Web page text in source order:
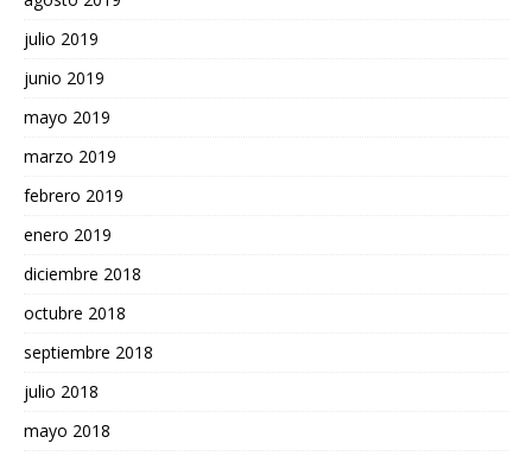
julio 2019
junio 2019
mayo 2019
marzo 2019
febrero 2019
enero 2019
diciembre 2018
octubre 2018
septiembre 2018
julio 2018
mayo 2018